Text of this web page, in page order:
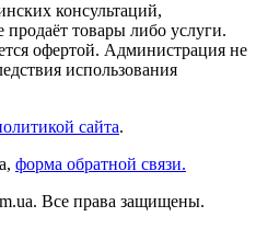
консультаций,
товары либо услуги.
офертой. Администрация не
использования
сайта.
форма обратной связи.
Все права защищены.